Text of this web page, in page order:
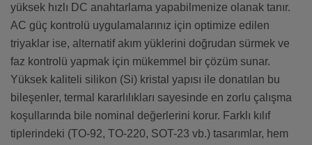
yüksek hızlı DC anahtarlama yapabilmenize olanak tanır.
AC güç kontrolü uygulamalarınız için optimize edilen
triyaklar ise, alternatif akım yüklerini doğrudan sürmek ve
faz kontrolü yapmak için mükemmel bir çözüm sunar.
Yüksek kaliteli silikon (Si) kristal yapısı ile donatılan bu
bileşenler, termal kararlılıkları sayesinde en zorlu çalışma
koşullarında bile nominal değerlerini korur. Farklı kılıf
tiplerindeki (TO-92, TO-220, SOT-23 vb.) tasarımlar, hem